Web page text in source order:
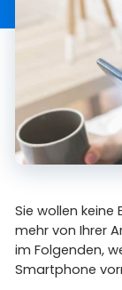
Sie wollen
mehr von Ihrer
im Folgenden,
Smartphone